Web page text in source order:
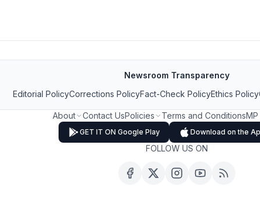
Newsroom Transparency
Editorial PolicyCorrections PolicyFact-Check PolicyEthics Policy
About Contact UsPolicies Terms and ConditionsMP
GET IT ON Google Play Download on the
FOLLOW US ON